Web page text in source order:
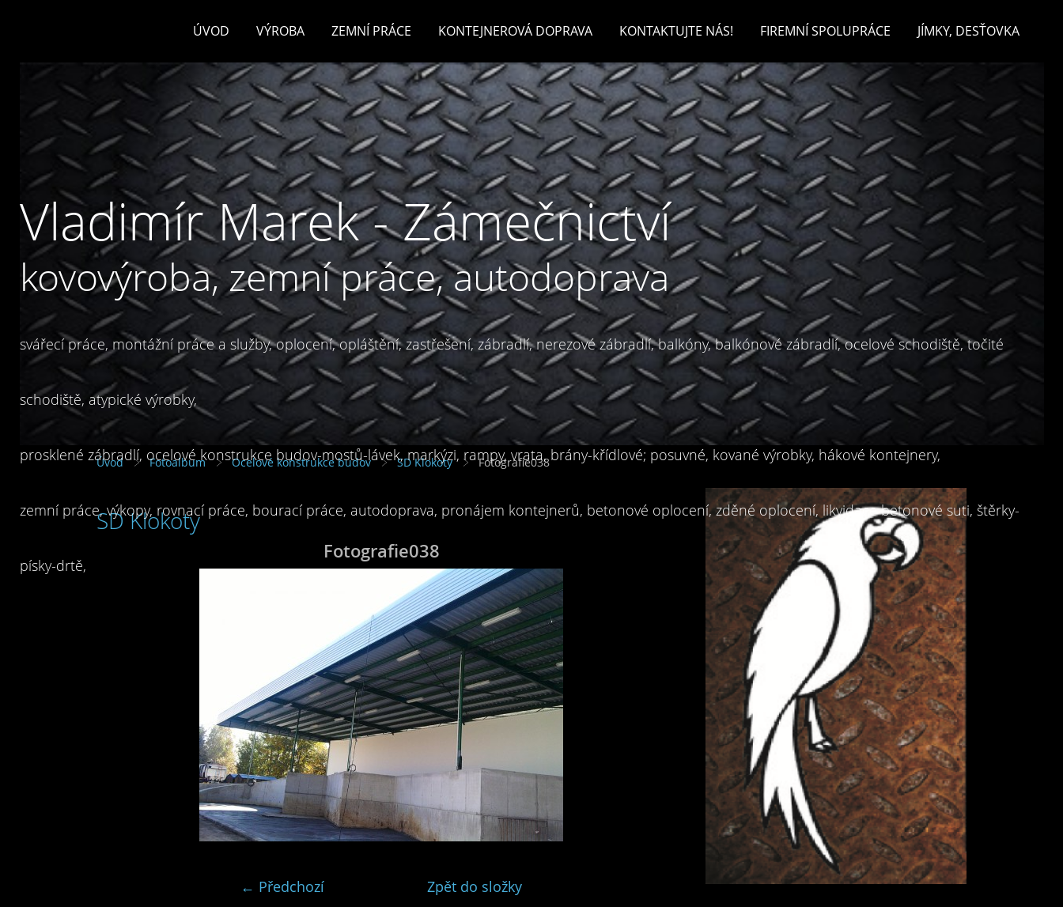
ÚVOD VÝROBA ZEMNÍ PRÁCE KONTEJNEROVÁ DOPRAVA KONTAKTUJTE NÁS! FIREMNÍ SPOLUPRÁCE JÍMKY, DESŤOVKA
Vladimír Marek - Zámečnictví
kovovýroba, zemní práce, autodoprava
svářecí práce, montážní práce a služby, oplocení, opláštění, zastřešení, zábradlí, nerezové zábradlí, balkóny, balkónové zábradlí, ocelové schodiště, točité
schodiště, atypické výrobky,
prosklené zábradlí, ocelové konstrukce budov-mostů-lávek, markýzi, rampy, vrata, brány-křídlové; posuvné, kované výrobky, hákové kontejnery,
zemní práce, výkopy, rovnací práce, bourací práce, autodoprava, pronájem kontejnerů, betonové oplocení, zděné oplocení, likvidace betonové suti, štěrky-
písky-drtě,
Úvod Fotoalbum Ocelové konstrukce budov SD Klokoty Fotografie038
SD Klokoty
Fotografie038
← Předchozí Zpět do složky